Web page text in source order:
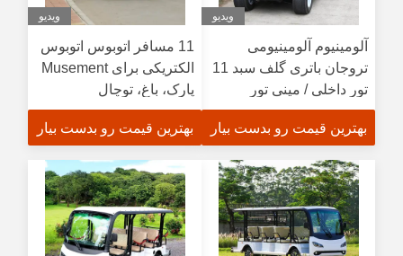
ویدیو
آلومینیوم آلومینیومی
تروجان باتری گلف سبد 11
تور داخلی / مینی تور
بهترین قیمت رو بدست بیار
ویدیو
11 مسافر اتوبوس اتوبوس
الکتریکی برای Musement
پارک، باغ، توچال
بهترین قیمت رو بدست بیار